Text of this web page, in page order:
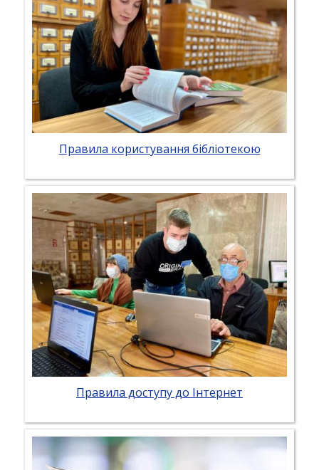
Правила користування бібліотекою
Правила доступу до Інтернет